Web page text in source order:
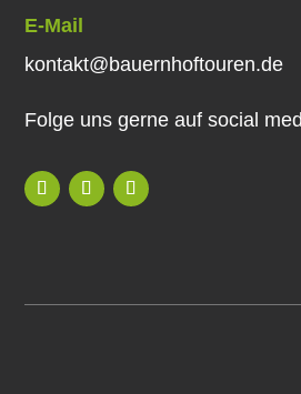
E-Mail
kontakt@bauernhoftouren.de
Folge uns gerne auf social